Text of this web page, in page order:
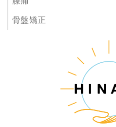
骨盤矯正